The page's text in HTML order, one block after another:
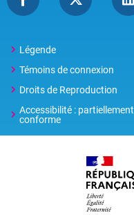
Légende
Témoins de connexion
Droits de Reproduction
Accessibilité : partiellement
conforme